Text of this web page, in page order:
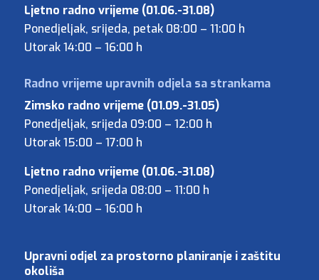
Ljetno radno vrijeme (01.06.-31.08)
Ponedjeljak, srijeda, petak 08:00 – 11:00 h
Utorak 14:00 – 16:00 h
Zimsko radno vrijeme (01.09.-31.05)
Ponedjeljak, srijeda 09:00 – 12:00 h
Utorak 15:00 – 17:00 h
Ljetno radno vrijeme (01.06.-31.08)
Ponedjeljak, srijeda 08:00 – 11:00 h
Utorak 14:00 – 16:00 h
Upravni odjel za prostorno planiranje i zaštitu
okoliša